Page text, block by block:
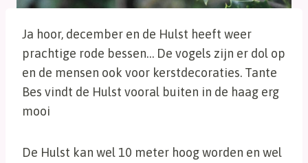
Ja hoor, december en de Hulst heeft weer
prachtige rode bessen… De vogels zijn er dol op
en de mensen ook voor kerstdecoraties. Tante
Bes vindt de Hulst vooral buiten in de haag erg
mooi
De Hulst kan wel 10 meter hoog worden en wel